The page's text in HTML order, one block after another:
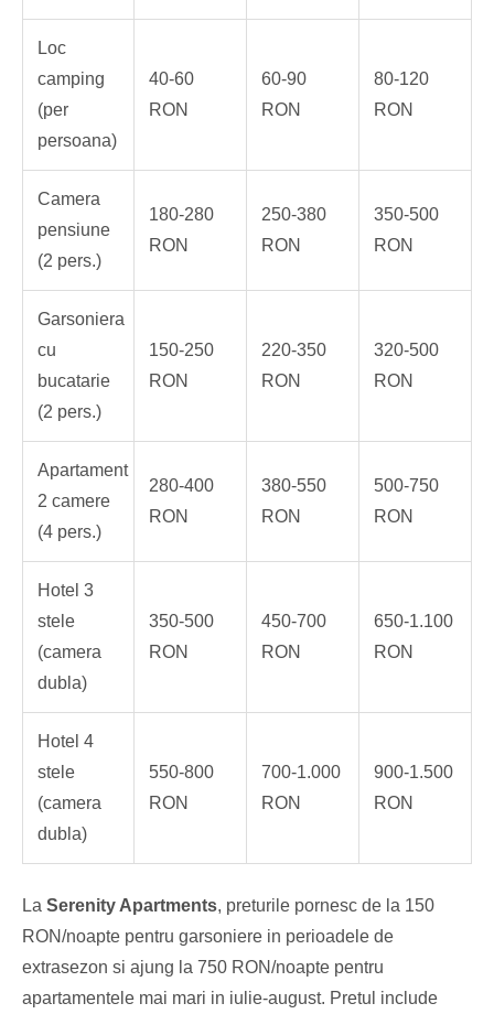
Loc
camping
(per
persoana)
40-60
RON
60-90
RON
80-120
RON
Camera
pensiune
(2 pers.)
180-280
RON
250-380
RON
350-500
RON
Garsoniera
cu
bucatarie
(2 pers.)
150-250
RON
220-350
RON
320-500
RON
Apartament
2 camere
(4 pers.)
280-400
RON
380-550
RON
500-750
RON
Hotel 3
stele
(camera
dubla)
350-500
RON
450-700
RON
650-1.100
RON
Hotel 4
stele
(camera
dubla)
550-800
RON
700-1.000
RON
900-1.500
RON
La Serenity Apartments, preturile pornesc de la 150
RON/noapte pentru garsoniere in perioadele de
extrasezon si ajung la 750 RON/noapte pentru
apartamentele mai mari in iulie-august. Pretul include